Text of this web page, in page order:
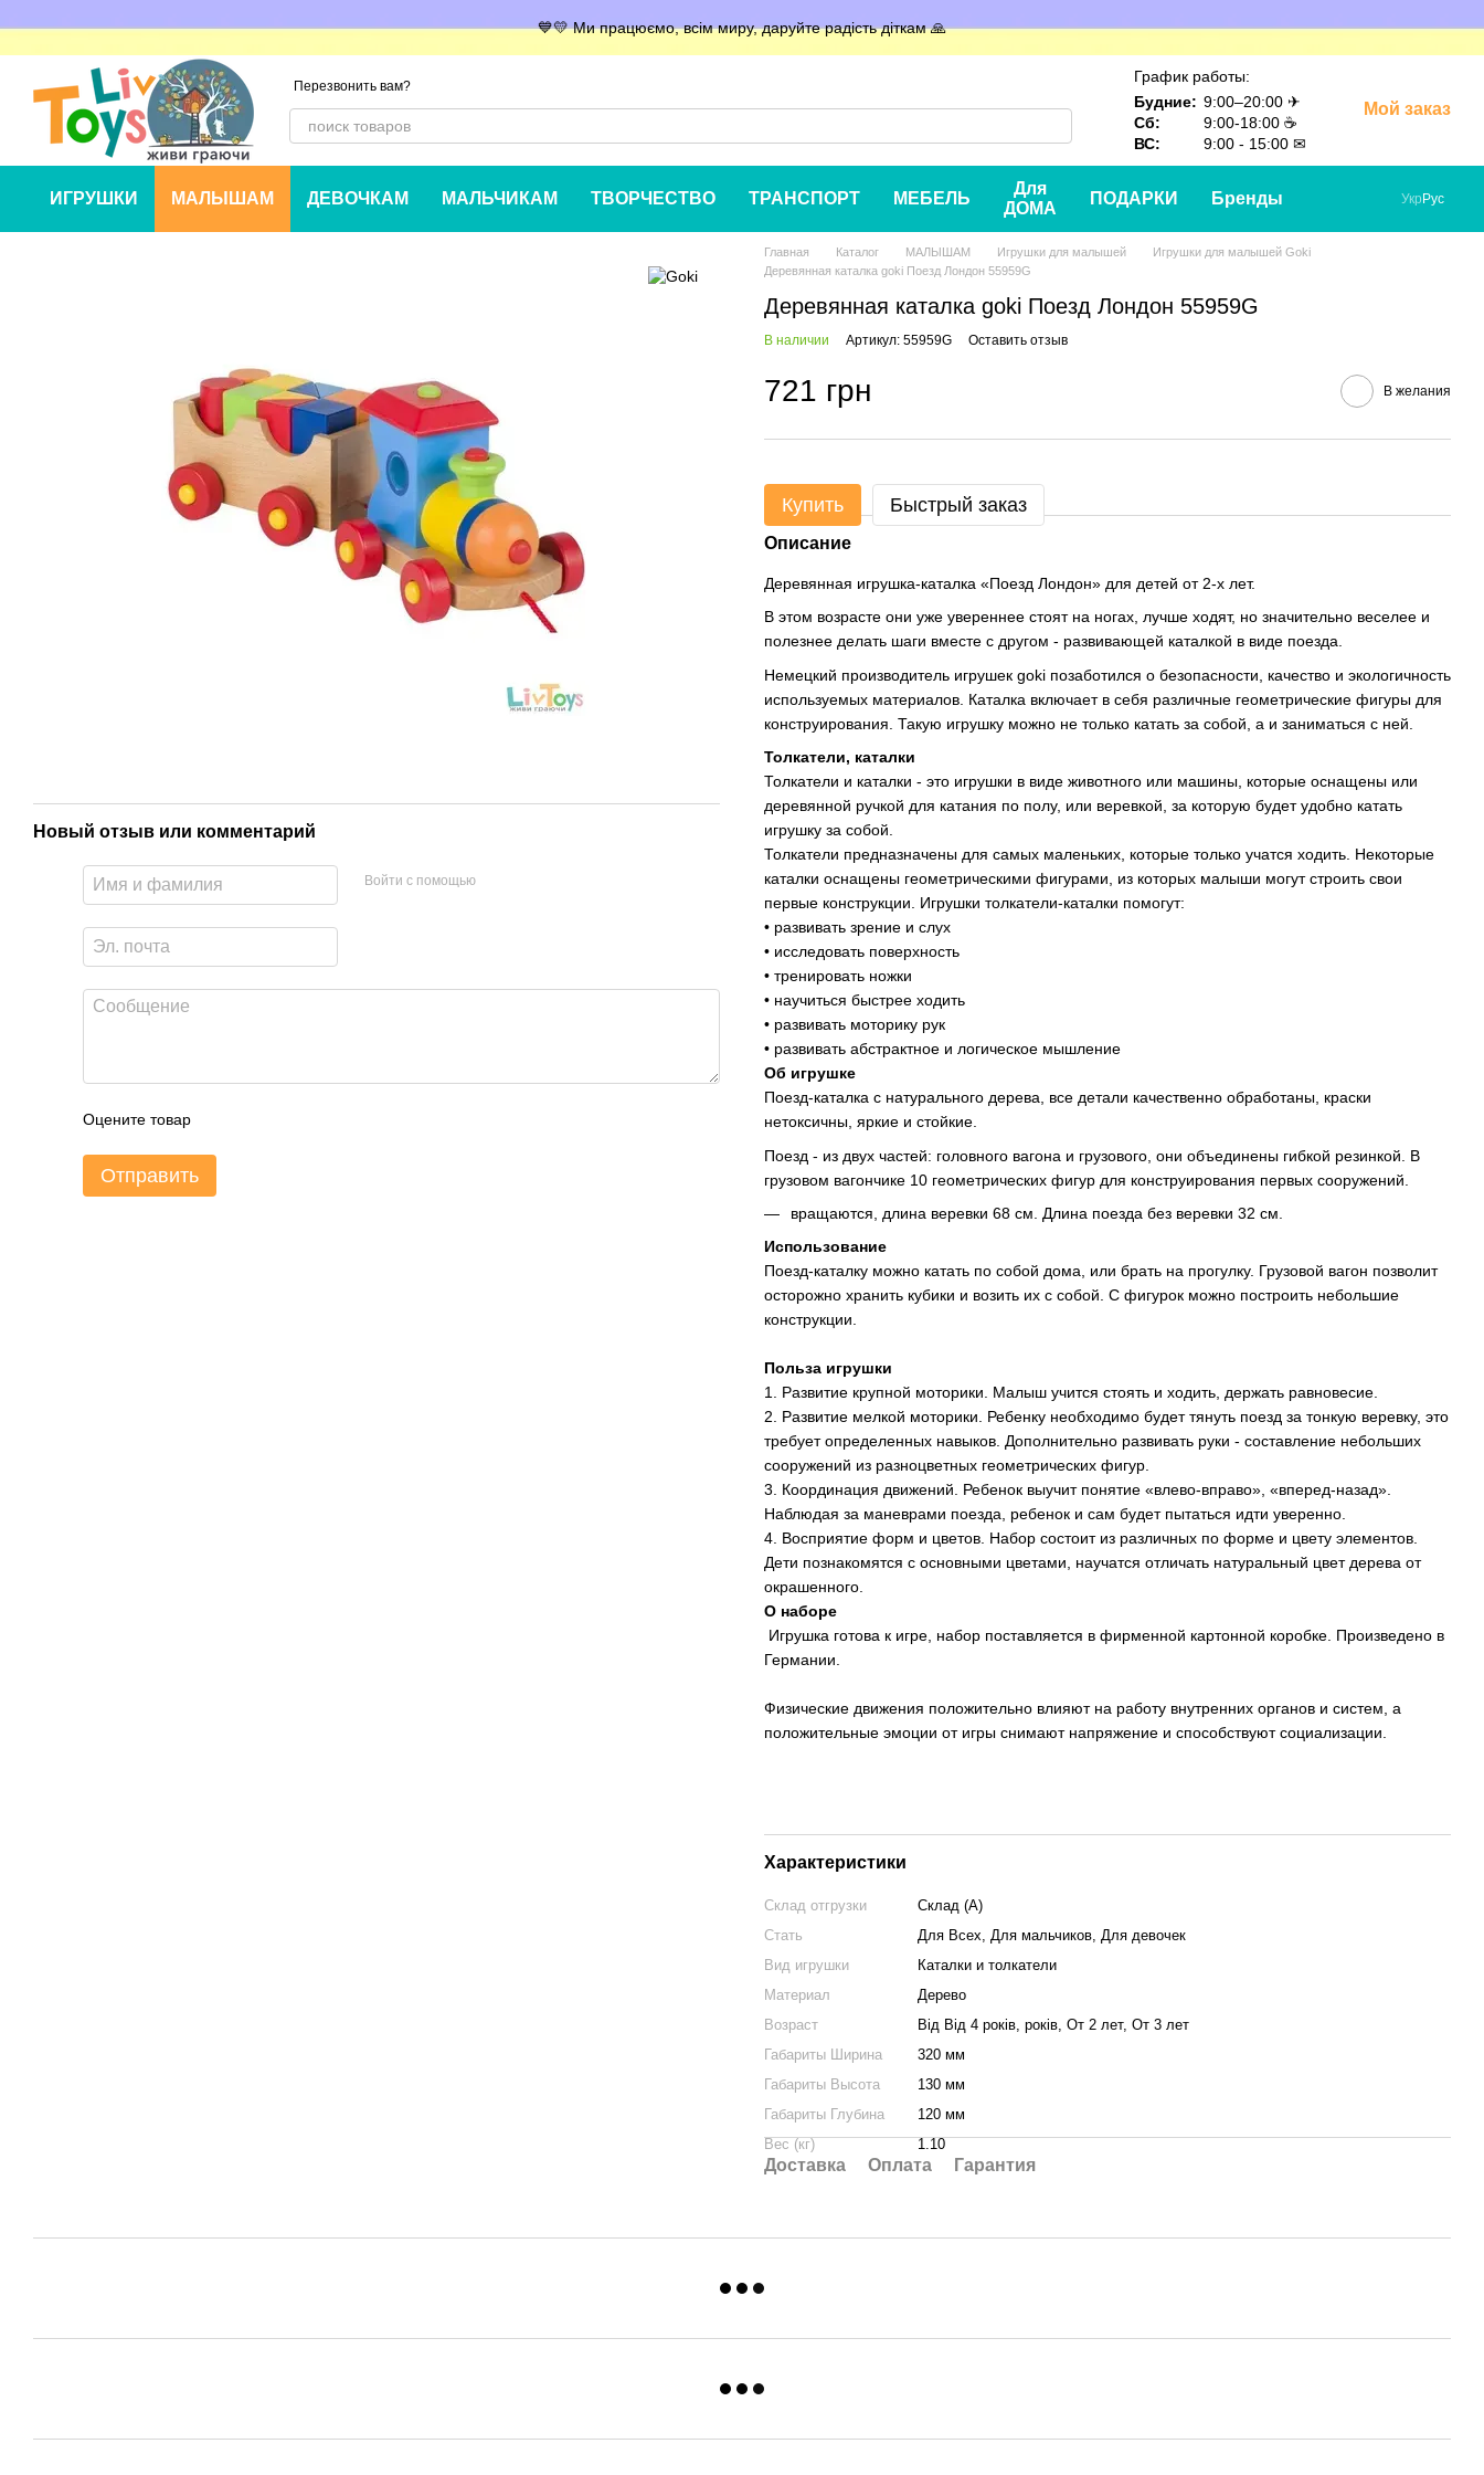
💙💛 Ми працюємо, всім миру, даруйте радість діткам 🙏
Перезвонить вам?
График работы:
Будние: 9:00–20:00 ✈
Сб:
9:00-18:00 ☕
ВС:
9:00 - 15:00 ✉
Мой заказ
ИГРУШКИ МАЛЫШАМ ДЕВОЧКАМ МАЛЬЧИКАМ ТВОРЧЕСТВО ТРАНСПОРТ МЕБЕЛЬ
Для
ДОМА
ПОДАРКИ Бренды Укр Рус
Новый отзыв или комментарий
Войти с помощью
Оцените товар
Отправить
Главная Каталог МАЛЫШАМ Игрушки для малышей
Игрушки для малышей Goki
Деревянная каталка goki Поезд Лондон 55959G
Деревянная каталка goki Поезд Лондон 55959G
В наличии Артикул: 55959G Оставить отзыв
721 грн В желания
Купить Быстрый заказ
Описание
Деревянная игрушка-каталка «Поезд Лондон» для детей от 2-х лет.
В этом возрасте они уже увереннее стоят на ногах, лучше ходят, но значительно веселее и
полезнее делать шаги вместе с другом - развивающей каталкой в виде поезда.
Немецкий производитель игрушек goki позаботился о безопасности, качество и экологичность
используемых материалов. Каталка включает в себя различные геометрические фигуры для
конструирования. Такую игрушку можно не только катать за собой, а и заниматься с ней.
Толкатели, каталки
Толкатели и каталки - это игрушки в виде животного или машины, которые оснащены или
деревянной ручкой для катания по полу, или веревкой, за которую будет удобно катать
игрушку за собой.
Толкатели предназначены для самых маленьких, которые только учатся ходить. Некоторые
каталки оснащены геометрическими фигурами, из которых малыши могут строить свои
первые конструкции. Игрушки толкатели-каталки помогут:
• развивать зрение и слух
• исследовать поверхность
• тренировать ножки
• научиться быстрее ходить
• развивать моторику рук
• развивать абстрактное и логическое мышление
Об игрушке
Поезд-каталка с натурального дерева, все детали качественно обработаны, краски
нетоксичны, яркие и стойкие.
Поезд - из двух частей: головного вагона и грузового, они объединены гибкой резинкой. В
грузовом вагончике 10 геометрических фигур для конструирования первых сооружений.
вращаются, длина веревки 68 см. Длина поезда без веревки 32 см.
Использование
Поезд-каталку можно катать по собой дома, или брать на прогулку. Грузовой вагон позволит
осторожно хранить кубики и возить их с собой. С фигурок можно построить небольшие
конструкции.
Польза игрушки
1. Развитие крупной моторики. Малыш учится стоять и ходить, держать равновесие.
2. Развитие мелкой моторики. Ребенку необходимо будет тянуть поезд за тонкую веревку, это
требует определенных навыков. Дополнительно развивать руки - составление небольших
сооружений из разноцветных геометрических фигур.
3. Координация движений. Ребенок выучит понятие «влево-вправо», «вперед-назад».
Наблюдая за маневрами поезда, ребенок и сам будет пытаться идти уверенно.
4. Восприятие форм и цветов. Набор состоит из различных по форме и цвету элементов.
Дети познакомятся с основными цветами, научатся отличать натуральный цвет дерева от
окрашенного.
О наборе
Игрушка готова к игре, набор поставляется в фирменной картонной коробке. Произведено в
Германии.
Физические движения положительно влияют на работу внутренних органов и систем, а
положительные эмоции от игры снимают напряжение и способствуют социализации.
Характеристики
Склад отгрузки
Склад (А)
Стать
Для Всех, Для мальчиков, Для девочек
Вид игрушки
Каталки и толкатели
Материал
Дерево
Возраст
Від Від 4 років, років, От 2 лет, От 3 лет
Габариты Ширина
320 мм
Габариты Высота
130 мм
Габариты Глубина
120 мм
Вес (кг)
1.10
Доставка Оплата Гарантия